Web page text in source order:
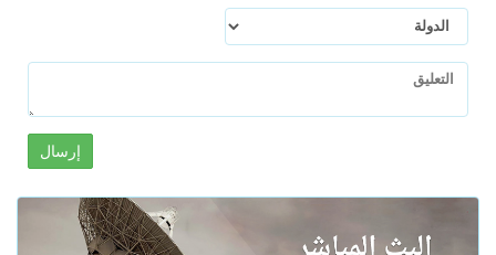
إرسال